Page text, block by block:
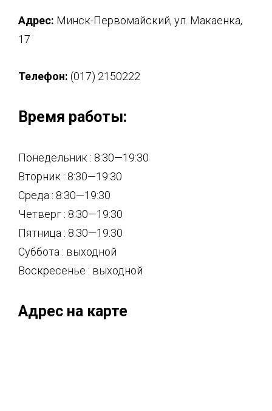
Адрес: Минск-Первомайский, ул. Макаенка,
17
Телефон: (017) 2150222
Время работы:
Понедельник : 8:30—19:30
Вторник : 8:30—19:30
Среда : 8:30—19:30
Четверг : 8:30—19:30
Пятница : 8:30—19:30
Суббота : выходной
Воскресенье : выходной
Адрес на карте